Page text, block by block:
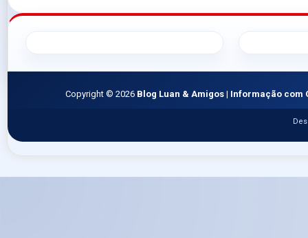
Copyright © 2026 Blog Luan & Amigos | Informação